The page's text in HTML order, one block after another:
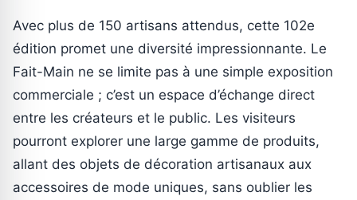
Avec plus de 150 artisans attendus, cette 102e
édition promet une diversité impressionnante. Le
Fait-Main ne se limite pas à une simple exposition
commerciale ; c’est un espace d’échange direct
entre les créateurs et le public. Les visiteurs
pourront explorer une large gamme de produits,
allant des objets de décoration artisanaux aux
accessoires de mode uniques, sans oublier les